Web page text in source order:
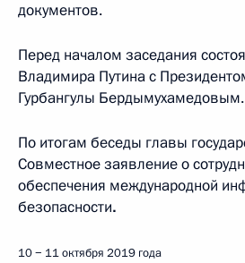
документов.
Перед началом заседания
Владимира Путина с
Гурбангулы Бердымухамедовым.
По итогам беседы главы
Совместное заявление о
обеспечения международной
безопасности.
10 − 11 октября 2019 года